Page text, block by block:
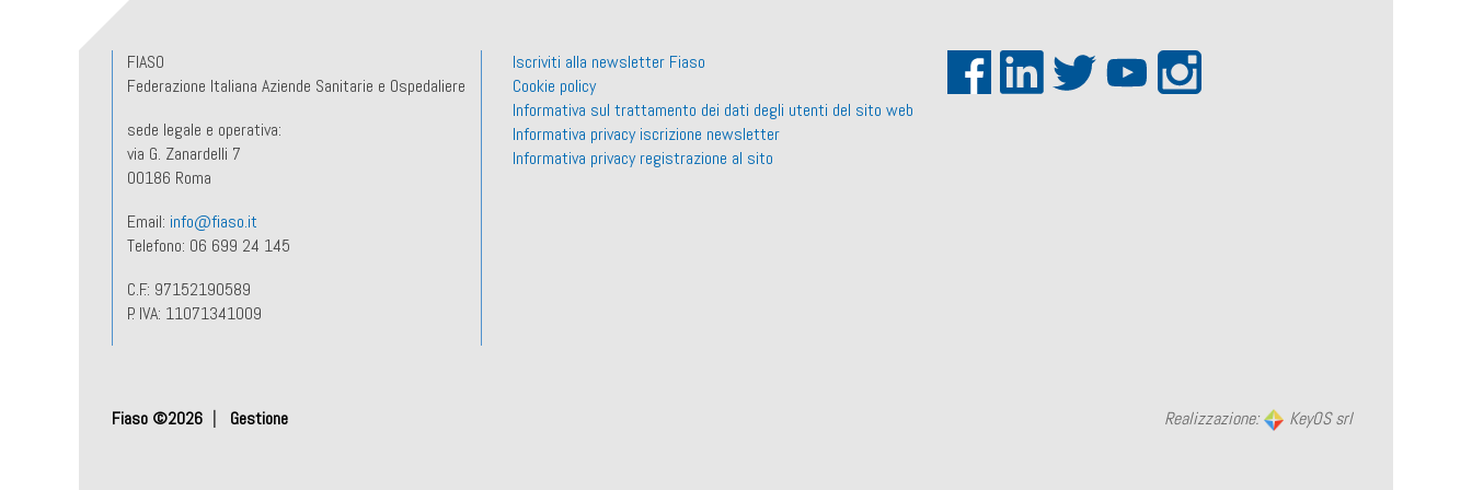
FIASO
Federazione Italiana Aziende Sanitarie e Ospedaliere
sede legale e operativa:
via G. Zanardelli 7
00186 Roma
Email: info@fiaso.it
Telefono: 06 699 24 145
C.F.: 97152190589
P. IVA: 11071341009
Iscriviti alla newsletter Fiaso
Cookie policy
Informativa sul trattamento dei dati degli utenti del sito web
Informativa privacy iscrizione newsletter
Informativa privacy registrazione al sito
Fiaso ©2026 Gestione Realizzazione: KeyOS srl